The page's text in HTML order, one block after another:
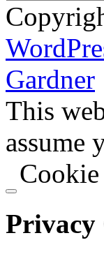
Gardner
This
assume
Privacy